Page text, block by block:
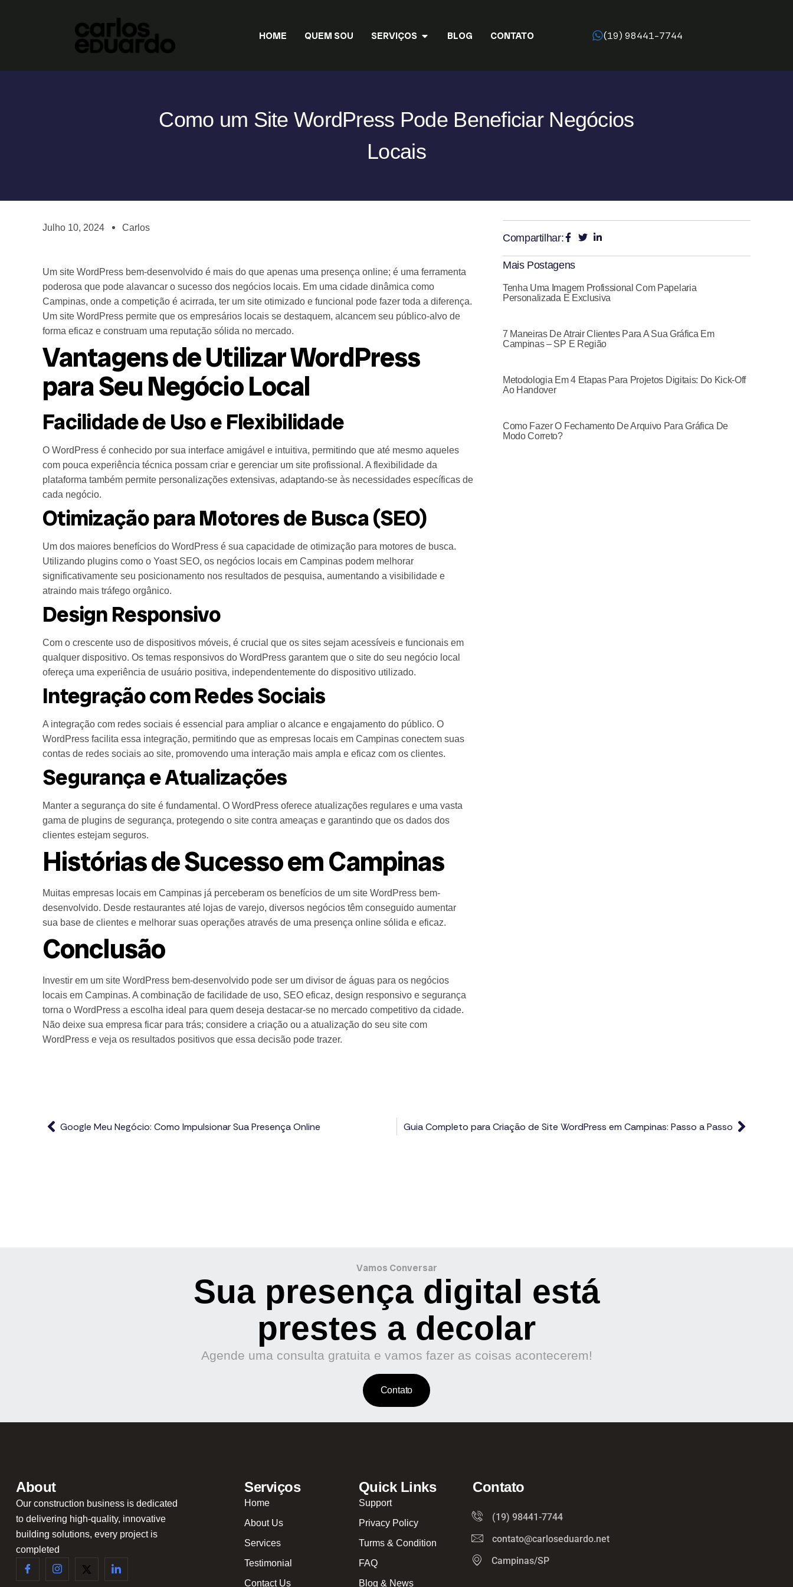
HOME QUEM SOU SERVIÇOS BLOG CONTATO (19) 98441-7744
Como um Site WordPress Pode Beneficiar Negócios
Locais
Julho 10, 2024 Carlos
Um site WordPress bem-desenvolvido é mais do que apenas uma presença online; é uma ferramenta
poderosa que pode alavancar o sucesso dos negócios locais. Em uma cidade dinâmica como
Campinas, onde a competição é acirrada, ter um site otimizado e funcional pode fazer toda a diferença.
Um site WordPress permite que os empresários locais se destaquem, alcancem seu público-alvo de
forma eficaz e construam uma reputação sólida no mercado.
Vantagens de Utilizar WordPress
para Seu Negócio Local
Facilidade de Uso e Flexibilidade
O WordPress é conhecido por sua interface amigável e intuitiva, permitindo que até mesmo aqueles
com pouca experiência técnica possam criar e gerenciar um site profissional. A flexibilidade da
plataforma também permite personalizações extensivas, adaptando-se às necessidades específicas de
cada negócio.
Otimização para Motores de Busca (SEO)
Um dos maiores benefícios do WordPress é sua capacidade de otimização para motores de busca.
Utilizando plugins como o Yoast SEO, os negócios locais em Campinas podem melhorar
significativamente seu posicionamento nos resultados de pesquisa, aumentando a visibilidade e
atraindo mais tráfego orgânico.
Design Responsivo
Com o crescente uso de dispositivos móveis, é crucial que os sites sejam acessíveis e funcionais em
qualquer dispositivo. Os temas responsivos do WordPress garantem que o site do seu negócio local
ofereça uma experiência de usuário positiva, independentemente do dispositivo utilizado.
Integração com Redes Sociais
A integração com redes sociais é essencial para ampliar o alcance e engajamento do público. O
WordPress facilita essa integração, permitindo que as empresas locais em Campinas conectem suas
contas de redes sociais ao site, promovendo uma interação mais ampla e eficaz com os clientes.
Segurança e Atualizações
Manter a segurança do site é fundamental. O WordPress oferece atualizações regulares e uma vasta
gama de plugins de segurança, protegendo o site contra ameaças e garantindo que os dados dos
clientes estejam seguros.
Histórias de Sucesso em Campinas
Muitas empresas locais em Campinas já perceberam os benefícios de um site WordPress bem-
desenvolvido. Desde restaurantes até lojas de varejo, diversos negócios têm conseguido aumentar
sua base de clientes e melhorar suas operações através de uma presença online sólida e eficaz.
Conclusão
Investir em um site WordPress bem-desenvolvido pode ser um divisor de águas para os negócios
locais em Campinas. A combinação de facilidade de uso, SEO eficaz, design responsivo e segurança
torna o WordPress a escolha ideal para quem deseja destacar-se no mercado competitivo da cidade.
Não deixe sua empresa ficar para trás; considere a criação ou a atualização do seu site com
WordPress e veja os resultados positivos que essa decisão pode trazer.
Compartilhar:
Mais Postagens
Tenha Uma Imagem Profissional Com Papelaria
Personalizada E Exclusiva
7 Maneiras De Atrair Clientes Para A Sua Gráfica Em
Campinas – SP E Região
Metodologia Em 4 Etapas Para Projetos Digitais: Do Kick-Off
Ao Handover
Como Fazer O Fechamento De Arquivo Para Gráfica De
Modo Correto?
Google Meu Negócio: Como Impulsionar Sua Presença Online Guia Completo para Criação de Site WordPress em Campinas: Passo a Passo
Vamos Conversar
Sua presença digital está
prestes a decolar
Agende uma consulta gratuita e vamos fazer as coisas acontecerem!
Contato
About
Our construction business is dedicated
to delivering high-quality, innovative
building solutions, every project is
completed
Serviços
Home
About Us
Services
Testimonial
Contact Us
Quick Links
Support
Privacy Policy
Turms & Condition
FAQ
Blog & News
Contato
(19) 98441-7744
contato@carloseduardo.net
Campinas/SP